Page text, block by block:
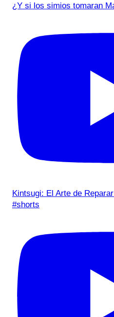
¿Y si los simios tomaran
Kintsugi: El Arte de
#shorts